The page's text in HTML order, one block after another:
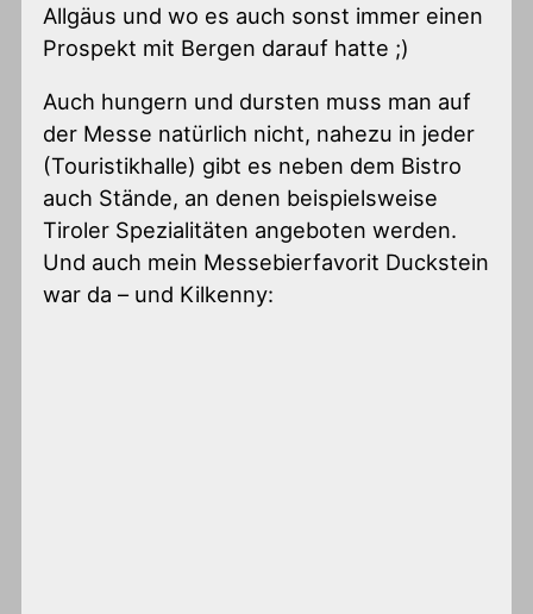
Allgäus und wo es auch sonst immer einen
Prospekt mit Bergen darauf hatte ;)
Auch hungern und dursten muss man auf
der Messe natürlich nicht, nahezu in jeder
(Touristikhalle) gibt es neben dem Bistro
auch Stände, an denen beispielsweise
Tiroler Spezialitäten angeboten werden.
Und auch mein Messebierfavorit Duckstein
war da – und Kilkenny: